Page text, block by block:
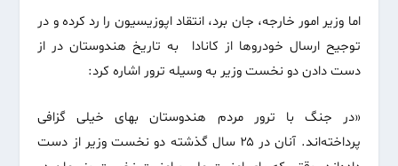
اما وزیر امور خارجه، جان برد، انتقاد اپوزیسیون را رد کرده و در
توجیح ارسال خودرو‌ها از کانادا به تاریخ هندوستان در از
دست دادن دو نخست وزیر به وسیله ترور اشاره کرد:
«در جنگ با ترور مردم هندوستان بهای خیلی‌ گزافی
پرداخته‌اند. آنان در ۲۵ سال گذشته دو نخست وزیر از دست